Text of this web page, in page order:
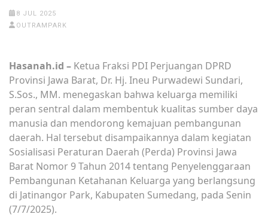
8 JUL 2025
OUTRAMPARK
Hasanah.id – Ketua Fraksi PDI Perjuangan DPRD
Provinsi Jawa Barat, Dr. Hj. Ineu Purwadewi Sundari,
S.Sos., MM. menegaskan bahwa keluarga memiliki
peran sentral dalam membentuk kualitas sumber daya
manusia dan mendorong kemajuan pembangunan
daerah. Hal tersebut disampaikannya dalam kegiatan
Sosialisasi Peraturan Daerah (Perda) Provinsi Jawa
Barat Nomor 9 Tahun 2014 tentang Penyelenggaraan
Pembangunan Ketahanan Keluarga yang berlangsung
di Jatinangor Park, Kabupaten Sumedang, pada Senin
(7/7/2025).